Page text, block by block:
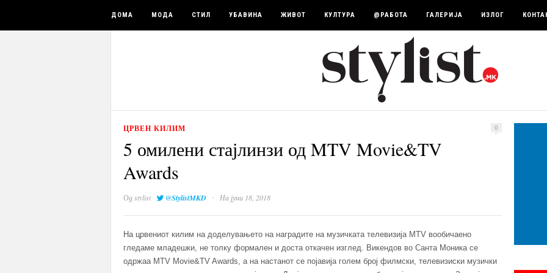
ДОМА МОДА СТИЛ УБАВИНА ЖИВОТ КУЛТУРА @РАБОТА ГАЛЕРИЈА ИЗЛОГ
ЦРВЕН КИЛИМ 0
5 омилени стајлинзи од MTV Movie&TV
Awards
Одstylist @StylistMKD · На јуни 18, 2018
На црвениот килим на доделувањето на наградите на музичката телевизија MTV вообичаено
гледаме младешки, не толку формален и доста откачен изглед. Викендов во Санта Моника се
одржаа MTV Movie&TV Awards, а на настанот се појавија голем број филмски, телевизиски музички